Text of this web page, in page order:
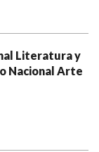
Literatura y
Nacional Arte